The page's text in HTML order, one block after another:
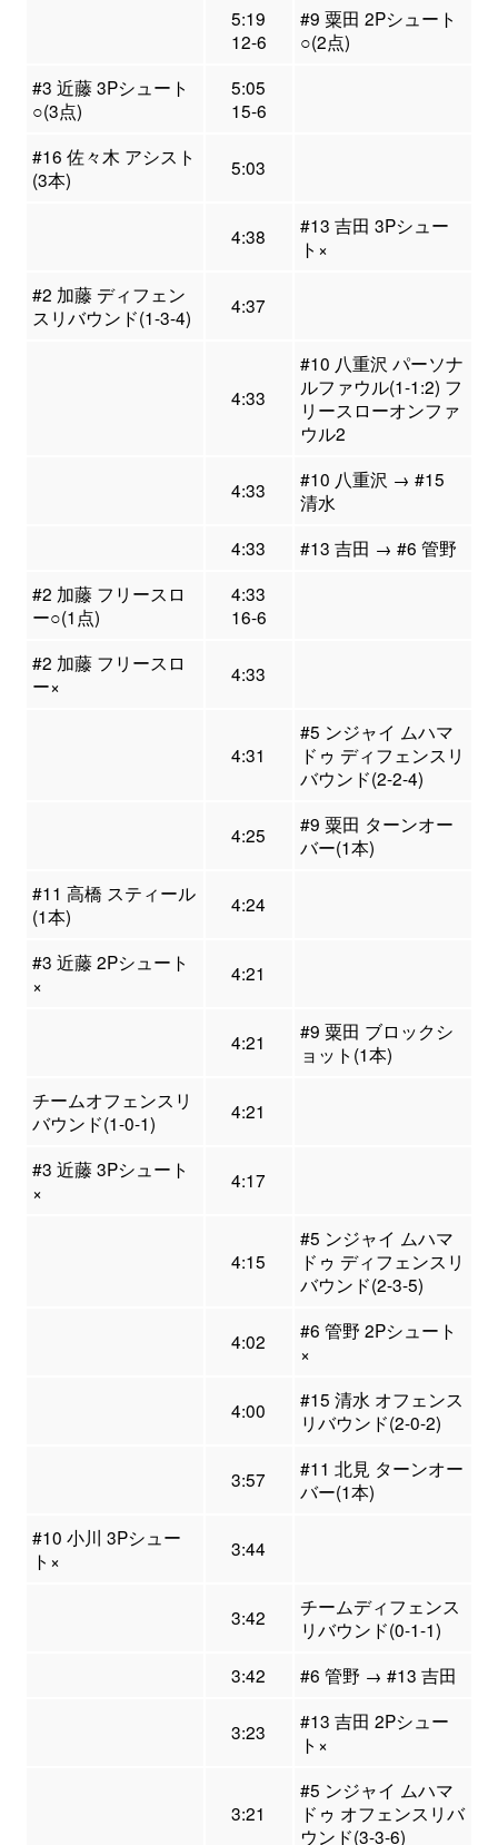
5:19
12-6
#9 粟田 2Pシュート
○(2点)
#3 近藤 3Pシュート
○(3点)
5:05
15-6
#16 佐々木 アシスト
(3本)
5:03
4:38
#13 吉田 3Pシュー
ト×
#2 加藤 ディフェン
スリバウンド(1-3-4)
4:37
4:33
#10 八重沢 パーソナ
ルファウル(1-1:2) フ
リースローオンファ
ウル2
4:33
#10 八重沢 → #15
清水
4:33
#13 吉田 → #6 管野
#2 加藤 フリースロ
ー○(1点)
4:33
16-6
#2 加藤 フリースロ
ー×
4:33
4:31
#5 ンジャイ ムハマ
ドゥ ディフェンスリ
バウンド(2-2-4)
4:25
#9 粟田 ターンオー
バー(1本)
#11 高橋 スティール
(1本)
4:24
#3 近藤 2Pシュート
×
4:21
4:21
#9 粟田 ブロックシ
ョット(1本)
チームオフェンスリ
バウンド(1-0-1)
4:21
#3 近藤 3Pシュート
×
4:17
4:15
#5 ンジャイ ムハマ
ドゥ ディフェンスリ
バウンド(2-3-5)
4:02
#6 管野 2Pシュート
×
4:00
#15 清水 オフェンス
リバウンド(2-0-2)
3:57
#11 北見 ターンオー
バー(1本)
#10 小川 3Pシュー
ト×
3:44
3:42
チームディフェンス
リバウンド(0-1-1)
3:42
#6 管野 → #13 吉田
3:23
#13 吉田 2Pシュー
ト×
3:21
#5 ンジャイ ムハマ
ドゥ オフェンスリバ
ウンド(3-3-6)